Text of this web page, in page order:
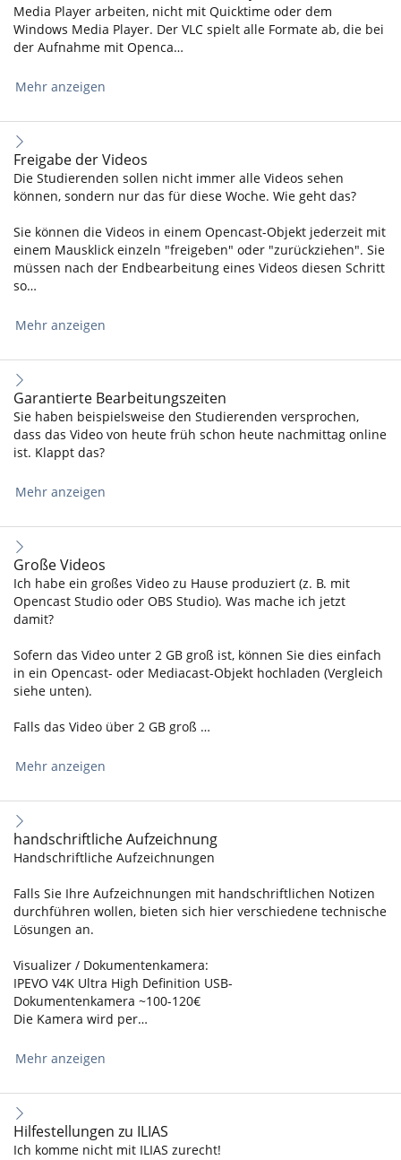
Media Player arbeiten, nicht mit Quicktime oder dem
Windows Media Player. Der VLC spielt alle Formate ab, die bei
der Aufnahme mit Openca…
Mehr anzeigen
Freigabe der Videos
Die Studierenden sollen nicht immer alle Videos sehen
können, sondern nur das für diese Woche. Wie geht das?
Sie können die Videos in einem Opencast-Objekt jederzeit mit
einem Mausklick einzeln "freigeben" oder "zurückziehen". Sie
müssen nach der Endbearbeitung eines Videos diesen Schritt
so…
Mehr anzeigen
Garantierte Bearbeitungszeiten
Sie haben beispielsweise den Studierenden versprochen,
dass das Video von heute früh schon heute nachmittag online
ist. Klappt das?
Mehr anzeigen
Große Videos
Ich habe ein großes Video zu Hause produziert (z. B. mit
Opencast Studio oder OBS Studio). Was mache ich jetzt
damit?
Sofern das Video unter 2 GB groß ist, können Sie dies einfach
in ein Opencast- oder Mediacast-Objekt hochladen (Vergleich
siehe unten).
Falls das Video über 2 GB groß …
Mehr anzeigen
handschriftliche Aufzeichnung
Handschriftliche Aufzeichnungen
Falls Sie Ihre Aufzeichnungen mit handschriftlichen Notizen
durchführen wollen, bieten sich hier verschiedene technische
Lösungen an.
Visualizer / Dokumentenkamera:
IPEVO V4K Ultra High Definition USB-
Dokumentenkamera ~100-120€
Die Kamera wird per…
Mehr anzeigen
Hilfestellungen zu ILIAS
Ich komme nicht mit ILIAS zurecht!